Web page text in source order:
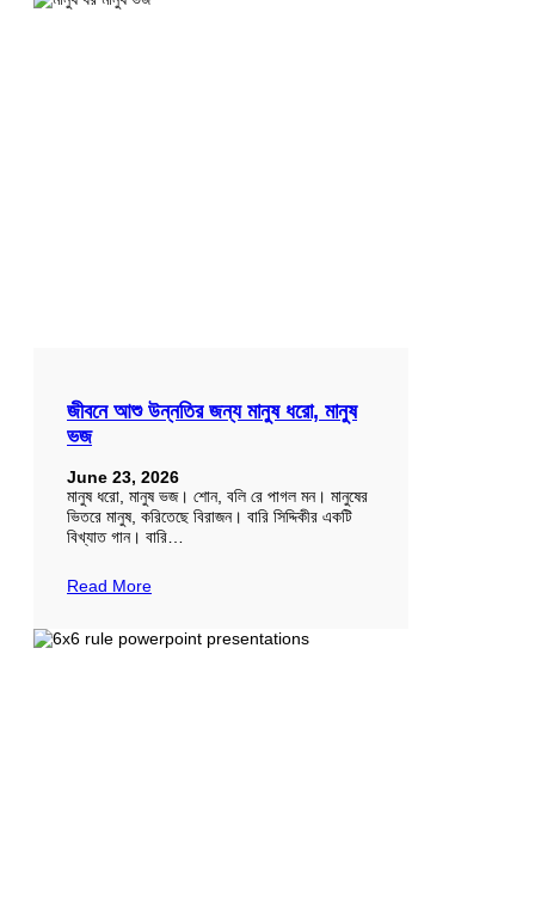
জীবনে আশু উন্নতির জন্য মানুষ ধরো, মানুষ
ভজ
June 23, 2026
মানুষ ধরো, মানুষ ভজ। শোন, বলি রে পাগল মন। মানুষের
ভিতরে মানুষ, করিতেছে বিরাজন। বারি সিদ্দিকীর একটি
বিখ্যাত গান। বারি…
Read More